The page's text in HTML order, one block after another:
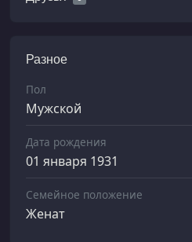
Разное
Пол
Мужской
Дата рождения
01 января 1931
Семейное положение
Женат